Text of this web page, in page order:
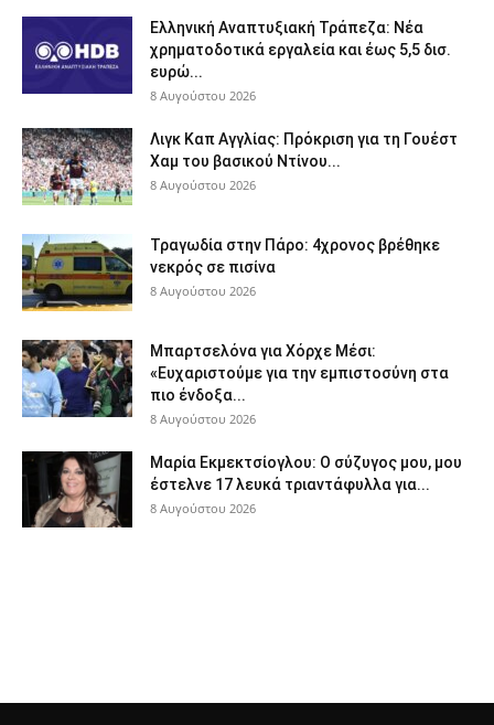
Ελληνική Αναπτυξιακή Τράπεζα: Νέα
χρηματοδοτικά εργαλεία και έως 5,5 δισ.
ευρώ...
8 Αυγούστου 2026
Λιγκ Καπ Αγγλίας: Πρόκριση για τη Γουέστ
Χαμ του βασικού Ντίνου...
8 Αυγούστου 2026
Τραγωδία στην Πάρο: 4χρονος βρέθηκε
νεκρός σε πισίνα
8 Αυγούστου 2026
Μπαρτσελόνα για Χόρχε Μέσι:
«Ευχαριστούμε για την εμπιστοσύνη στα
πιο ένδοξα...
8 Αυγούστου 2026
Μαρία Εκμεκτσίογλου: O σύζυγος μου, μου
έστελνε 17 λευκά τριαντάφυλλα για...
8 Αυγούστου 2026